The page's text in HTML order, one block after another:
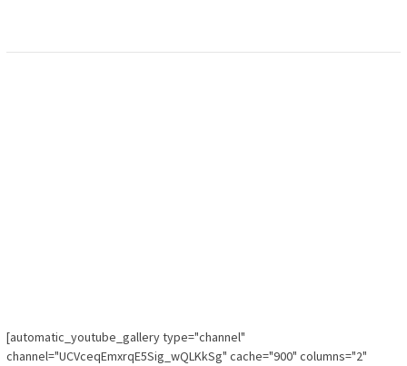
[automatic_youtube_gallery type="channel"
channel="UCVceqEmxrqE5Sig_wQLKkSg" cache="900" columns="2"